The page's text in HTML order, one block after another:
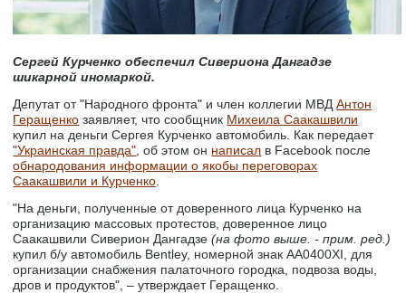
Сергей Курченко обеспечил Сивериона Дангадзе
шикарной иномаркой.
Депутат от "Народного фронта" и член коллегии МВДАнтон
Геращенко заявляет, что сообщник Михеила Саакашвили
купил на деньги Сергея Курченко автомобиль. Как передает
"Украинская правда" , об этом он написал в Facebook после
обнародования информации о якобы переговорах
Саакашвили и Курченко
"На деньги, полученные от доверенного лица Курченко на
организацию массовых протестов, доверенное лицо
Саакашвили Сиверион Дангадзе(на фото выше. - прим. ред.)
купил б/у автомобиль Bentley, номерной знак АА0400ХІ, для
организации снабжения палаточного городка, подвоза воды,
дров и продуктов", – утверждает Геращенко.